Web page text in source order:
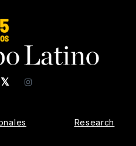
𝕏 Instagram
Research